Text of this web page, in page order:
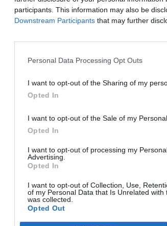
participants. This information may also be
Downstream Participants that may further
Personal Data Processing Opt Outs
I want to opt-out of the Sharing of my
Opted In
I want to opt-out of the Sale of my Personal
Opted In
I want to opt-out of processing my
Advertising.
Opted In
I want to opt-out of Collection, Use,
of my Personal Data that Is Unrelated
was collected.
Opted Out
L’Ajuntament
psicològic